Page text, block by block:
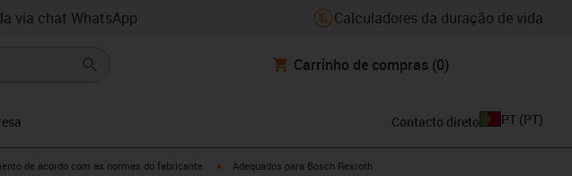
via chat WhatsApp Calculadores da duração de vida
Carrinho de compras (0)
Contacto direto PT (PT)
de acordo com as normas do fabricante igus-icon-arrow-right
Adequados para Bosch Rexroth